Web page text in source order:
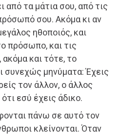
από τα μάτια σου, από τις
σου. Ακόμα κι αν
ηθοποιός, και
πρόσωπο, και τις
ακόμα και τότε, το
συνεχώς μηνύματα: Έχεις
τον άλλον, ο άλλος
εσύ έχεις άδικο.
πάνω σε αυτό τον
κλείνονται. Όταν